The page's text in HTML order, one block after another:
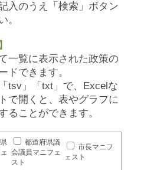
入のうえ「検索」ボタン
。
一覧に表示された政策の
ドできます。
tsv」「txt」で、Excelな
で開くと、表やグラフに
ることができます。
都道府県議
会議員マニフェ
スト
市長マニフ
ェスト